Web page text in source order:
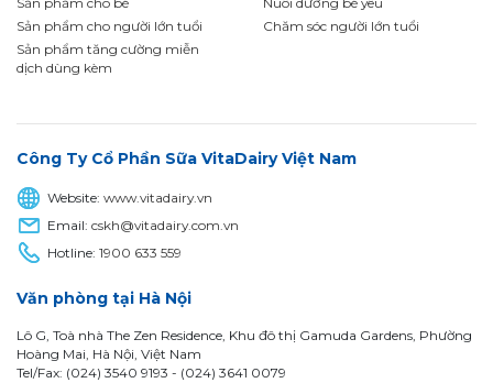
Sản phẩm cho người lớn tuổi
Sản phẩm tăng cường miễn
dịch dùng kèm
Chăm sóc người lớn tuổi
Công Ty Cổ Phần Sữa VitaDairy Việt Nam
Website:www.vitadairy.vn
Email:cskh@vitadairy.com.vn
Hotline:1900 633 559
Văn phòng tại Hà Nội
Lô G, Toà nhà The Zen Residence, Khu đô thị Gamuda Gardens, Phường
Hoàng Mai, Hà Nội, Việt Nam
Tel/Fax: (024) 3540 9193 - (024) 3641 0079